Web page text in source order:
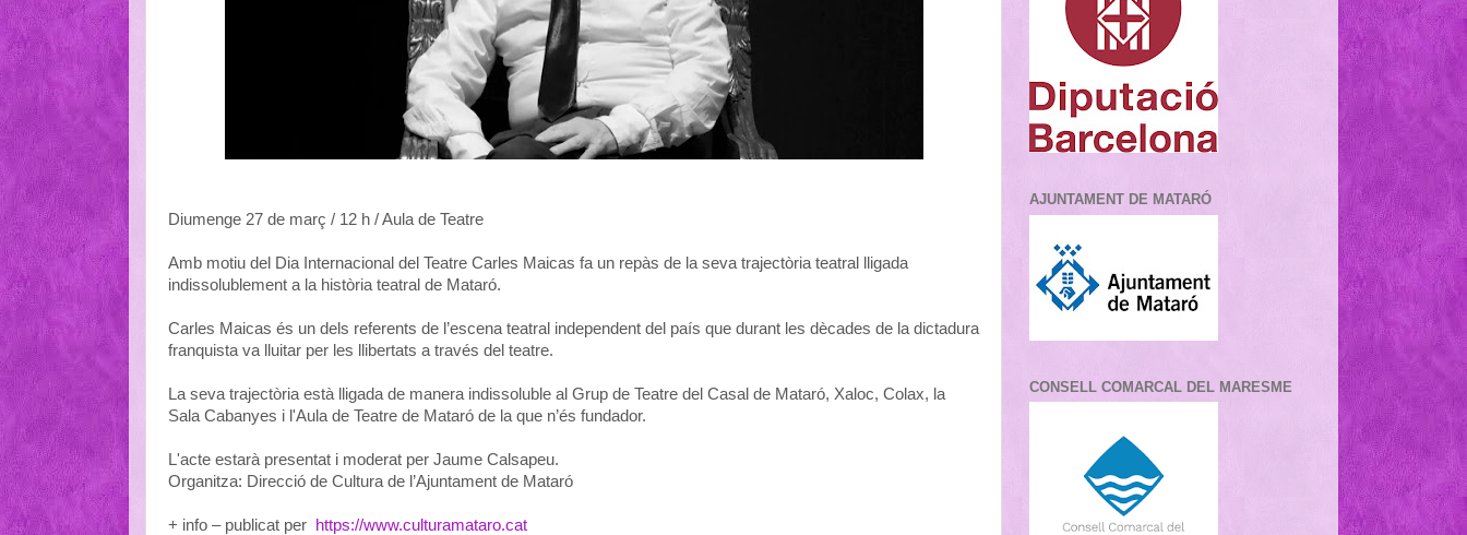
Diumenge 27 de març / 12 h / Aula de Teatre
Amb motiu del Dia Internacional del Teatre Carles Maicas fa un repàs de la seva trajectòria teatral lligada
indissolublement a la història teatral de Mataró.
Carles Maicas és un dels referents de l’escena teatral independent del país que durant les dècades de la dictadura
franquista va lluitar per les llibertats a través del teatre.
La seva trajectòria està lligada de manera indissoluble al Grup de Teatre del Casal de Mataró, Xaloc, Colax, la
Sala Cabanyes i l'Aula de Teatre de Mataró de la que n’és fundador.
L'acte estarà presentat i moderat per Jaume Calsapeu.
Organitza: Direcció de Cultura de l’Ajuntament de Mataró
+ info – publicat per https://www.culturamataro.cat
AJUNTAMENT DE MATARÓ
CONSELL COMARCAL DEL MARESME